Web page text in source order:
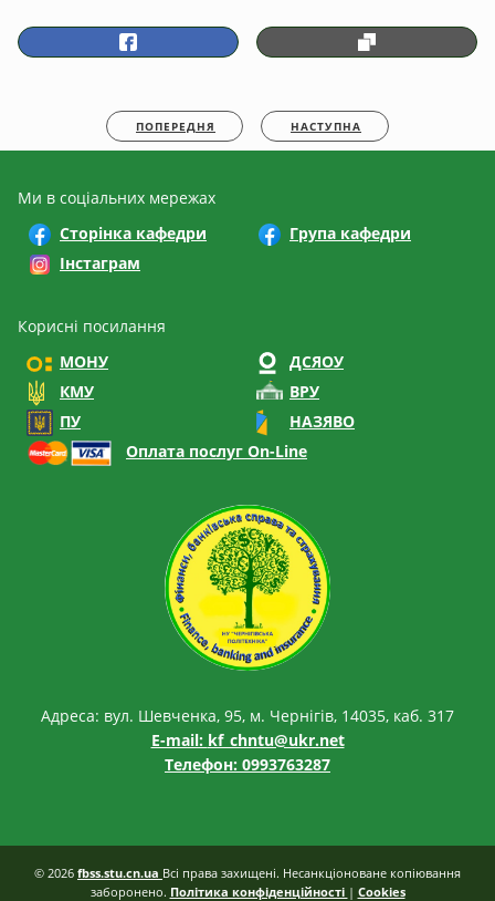
ПОПЕРЕДНЯ НАСТУПНА
Ми в соціальних мережах
Сторінка кафедри
Група кафедри
Інстаграм
Корисні посилання
МОНУ
ДСЯОУ
КМУ
ВРУ
ПУ
НАЗЯВО
Оплата послуг On-Line
Адреса: вул. Шевченка, 95, м. Чернігів, 14035, каб. 317
E-mail: kf_chntu@ukr.net
Телефон: 0993763287
© 2026 fbss.stu.cn.ua Всі права захищені. Несанкціоноване копіювання
заборонено. Політика конфіденційності | Cookies